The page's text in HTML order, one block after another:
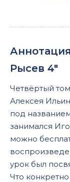
13
14
15
17
18
19
20
Рысев 4"
Четвёртый
Алексея
под
занимался
можно
урок был
Что